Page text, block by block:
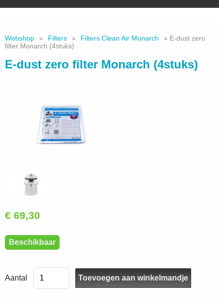
Webshop » Filters » Filters Clean Air Monarch
» E-dust zero
filter Monarch (4stuks)
E-dust zero filter Monarch (4stuks)
€ 69,30
Beschikbaar
Aantal